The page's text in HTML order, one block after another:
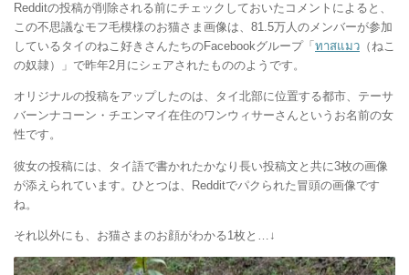
Redditの投稿が削除される前にチェックしておいたコメントによると、
この不思議なモフ毛模様のお猫さま画像は、81.5万人のメンバーが参加
しているタイのねこ好きさんたちのFacebookグループ「 ทาสแมว （ねこ
の奴隷）」で昨年2月にシェアされたもののようです。
オリジナルの投稿をアップしたのは、タイ北部に位置する都市、テーサ
バーンナコーン・チエンマイ在住のワンウィサーさんというお名前の女
性です。
彼女の投稿には、タイ語で書かれたかなり長い投稿文と共に3枚の画像
が添えられています。ひとつは、Redditでパクられた冒頭の画像です
ね。
それ以外にも、お猫さまのお顔がわかる1枚と…↓